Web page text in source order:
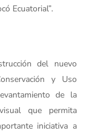
Ecuatorial”.
del nuevo
y Uso
de la
que permita
iniciativa a